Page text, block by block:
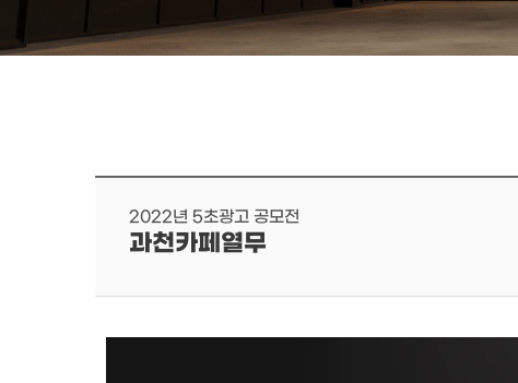
2022년 5초광고 공모전
과천카페열무